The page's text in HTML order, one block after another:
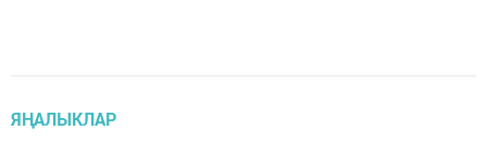
ЯҢАЛЫКЛАР